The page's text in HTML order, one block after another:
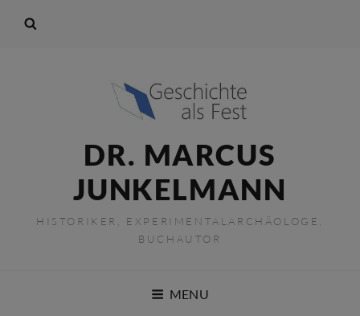
DR. MARCUS
JUNKELMANN
HISTORIKER, EXPERIMENTALARCHÄOLOGE,
BUCHAUTOR
MENU